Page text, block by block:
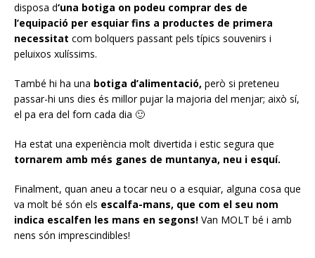
disposa d‘una botiga on podeu comprar des de
l’equipació per esquiar fins a productes de primera
necessitat com bolquers passant pels típics souvenirs i
peluixos xulíssims.
També hi ha una botiga d’alimentació, però si preteneu
passar-hi uns dies és millor pujar la majoria del menjar; això sí,
el pa era del forn cada dia 🙂
Ha estat una experiència molt divertida i estic segura que
tornarem amb més ganes de muntanya, neu i esquí.
Finalment, quan aneu a tocar neu o a esquiar, alguna cosa que
va molt bé són els escalfa-mans, que com el seu nom
indica escalfen les mans en segons! Van MOLT bé i amb
nens són imprescindibles!